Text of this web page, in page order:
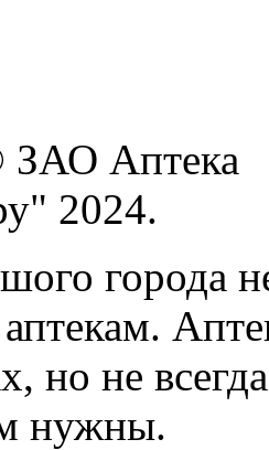
Аптека
2024.
города
но не
нужны.